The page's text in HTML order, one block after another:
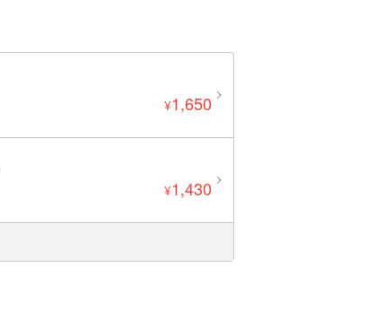
¥1,650
¥1,430